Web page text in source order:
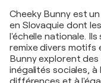
Cheeky Bunny est
en Slovaquie dont
l'échelle nationale.
remixe divers motifs
Bunny explorent
inégalités sociales,